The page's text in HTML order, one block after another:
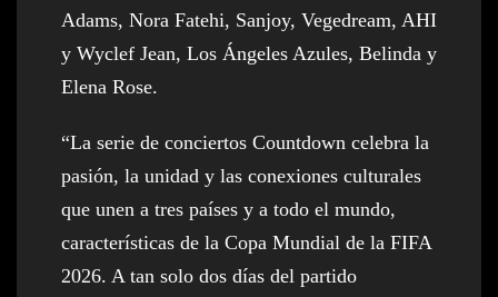
Adams, Nora Fatehi, Sanjoy, Vegedream, AHI
y Wyclef Jean, Los Ángeles Azules, Belinda y
Elena Rose.
“La serie de conciertos Countdown celebra la
pasión, la unidad y las conexiones culturales
que unen a tres países y a todo el mundo,
características de la Copa Mundial de la FIFA
2026. A tan solo dos días del partido